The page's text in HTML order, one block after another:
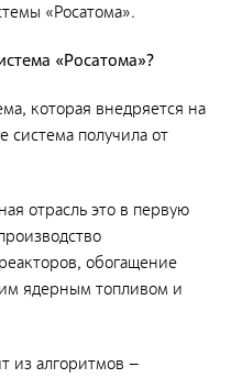
«Росатома».
«Росатома»?
которая внедряется на
система получила от
отрасль это в первую
обогащение
ядерным топливом и
из алгоритмов –